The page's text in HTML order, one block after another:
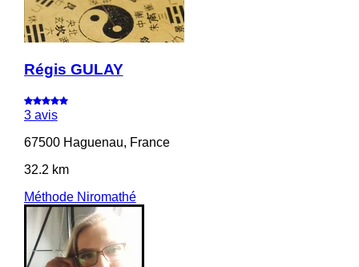
Régis GULAY
3 avis
67500 Haguenau, France
32.2 km
Méthode Niromathé